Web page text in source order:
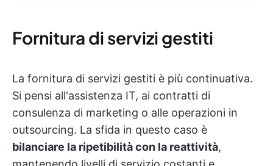
Fornitura di servizi gestiti
La fornitura di servizi gestiti è più continuativa.
Si pensi all'assistenza IT, ai contratti di
consulenza di marketing o alle operazioni in
outsourcing. La sfida in questo caso è
bilanciare la ripetibilità con la reattività,